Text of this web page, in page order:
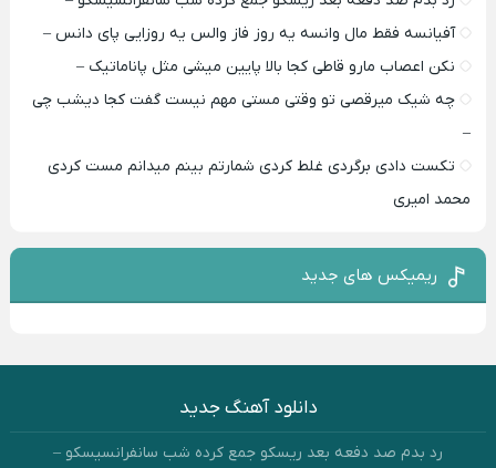
آفیانسه فقط مال وانسه یه روز فاز والس یه روزایی پای دانس –
نکن اعصاب مارو قاطی کجا بالا پایین میشی مثل پاناماتیک –
چه شیک میرقصی تو وقتی مستی مهم نیست گفت کجا دیشب چی
–
تکست دادی برگردی غلط کردی شمارتم بینم میدانم مست کردی
محمد امیری
ریمیکس های جدید
دانلود آهنگ جدید
رد بدم صد دفعه بعد ریسکو جمع کرده شب سانفرانسیسکو –